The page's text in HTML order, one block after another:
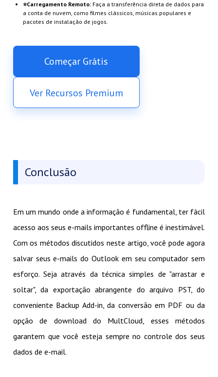
⭐Carregamento Remoto:Faça a transferência direta de dados para
a conta de nuvem, como filmes clássicos, músicas populares e
pacotes de instalação de jogos.
Começar Grátis
Ver Recursos Premium
Conclusão
Em um mundo onde a informação é fundamental, ter fácil
acesso aos seus e-mails importantes offline é inestimável.
Com os métodos discutidos neste artigo, você pode agora
salvar seus e-mails do Outlook em seu computador sem
esforço. Seja através da técnica simples de "arrastar e
soltar", da exportação abrangente do arquivo PST, do
conveniente Backup Add-in, da conversão em PDF ou da
opção de download do MultCloud, esses métodos
garantem que você esteja sempre no controle dos seus
dados de e-mail.